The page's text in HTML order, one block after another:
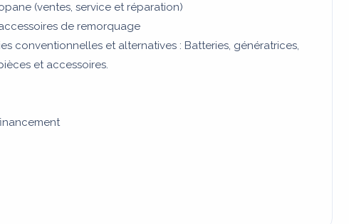
(ventes, service et réparation)
de remorquage
conventionnelles et alternatives : Batteries, génératrices,
et accessoires.